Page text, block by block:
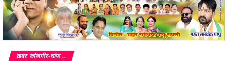
खबर जांजगीर-चांपा ..